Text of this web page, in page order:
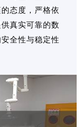
态度，严格依
真实可靠的数
全性与稳定性